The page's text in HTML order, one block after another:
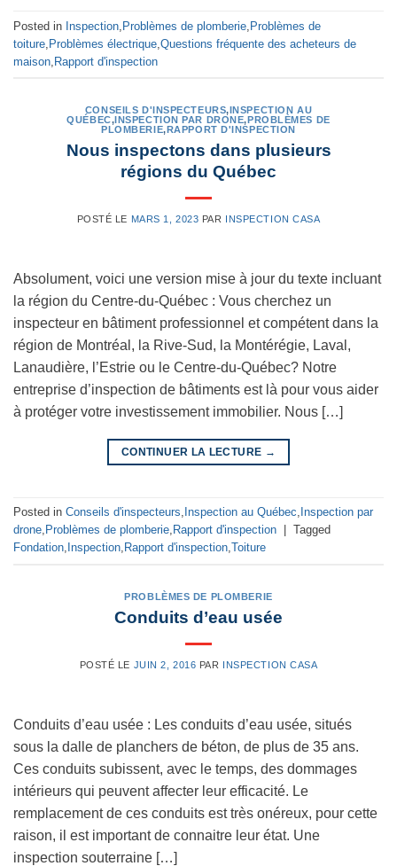
Posted in Inspection Problèmes de plomberie Problèmes de
toiture Problèmes électrique Questions fréquente des acheteurs de
maison Rapport d'inspection
CONSEILS D'INSPECTEURS, INSPECTION AU
QUÉBEC, INSPECTION PAR DRONE, PROBLÈMES DE
PLOMBERIE, RAPPORT D'INSPECTION
Nous inspectons dans plusieurs
régions du Québec
POSTÉ LE MARS 1, 2023 PAR INSPECTION CASA
Absolument, voici une version mise à jour du texte incluant
la région du Centre-du-Québec : Vous cherchez un
inspecteur en bâtiment professionnel et compétent dans la
région de Montréal, la Rive-Sud, la Montérégie, Laval,
Lanaudière, l’Estrie ou le Centre-du-Québec? Notre
entreprise d’inspection de bâtiments est là pour vous aider
à protéger votre investissement immobilier. Nous […]
CONTINUER LA LECTURE →
Posted in Conseils d'inspecteurs, Inspection au Québec, Inspection par
drone, Problèmes de plomberie, Rapport d'inspection
Tagged
Fondation, Inspection, Rapport d'inspection,Toiture
PROBLÈMES DE PLOMBERIE
Conduits d’eau usée
POSTÉ LE JUIN 2, 2016 PAR INSPECTION CASA
Conduits d’eau usée : Les conduits d’eau usée, situés
sous la dalle de planchers de béton, de plus de 35 ans.
Ces conduits subissent, avec le temps, des dommages
intérieurs qui peuvent affecter leur efficacité. Le
remplacement de ces conduits est très onéreux, pour cette
raison, il est important de connaitre leur état. Une
inspection souterraine […]